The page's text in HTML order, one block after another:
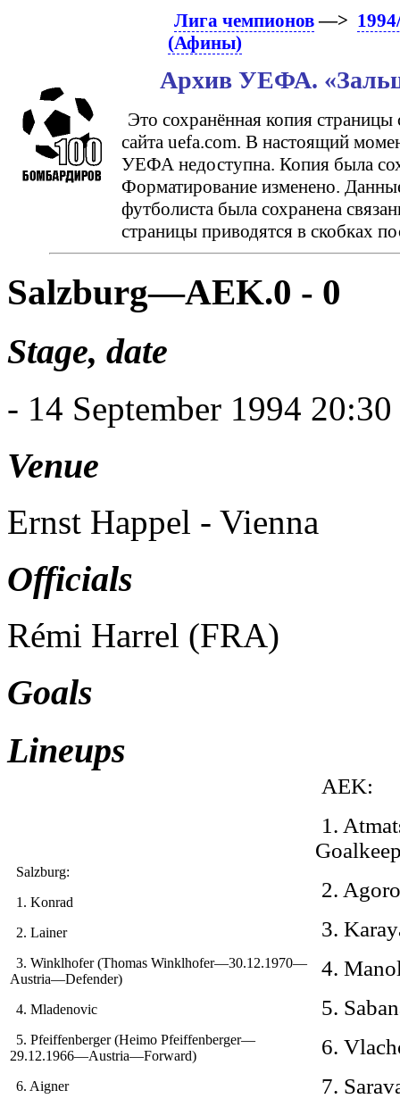
Лига чемпионов—>
(Афины)
Архив УЕФА.
Это сохранённая копия
сайта uefa.com. В настоящий
УЕФА недоступна. Копия была
Форматирование изменено.
футболиста была сохранена
страницы приводятся в скобках
Salzburg—AEK.0 - 0
Stage, date
- 14 September 1994
Venue
Ernst Happel - Vienna
Officials
Rémi Harrel (FRA)
Goals
Lineups
Salzburg:
1. Konrad
2. Lainer
3. Winklhofer (Thomas Winklhofer—30.12.1970—
Austria—Defender)
4. Mladenovic
5. Pfeiffenberger (Heimo Pfeiffenberger—
29.12.1966—Austria—Forward)
6. Aigner
AEK:
1.
2.
3.
4.
5.
6.
7.